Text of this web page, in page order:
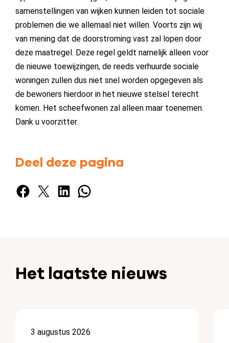
samenstellingen van wijken kunnen leiden tot sociale
problemen die we allemaal niet willen. Voorts zijn wij
van mening dat de doorstroming vast zal lopen door
deze maatregel. Deze regel geldt namelijk alleen voor
de nieuwe toewijzingen, de reeds verhuurde sociale
woningen zullen dus niet snel worden opgegeven als
de bewoners hierdoor in het nieuwe stelsel terecht
komen. Het scheefwonen zal alleen maar toenemen.
Dank u voorzitter.
Deel deze pagina
Facebook X LinkedIn WhatsApp
Het laatste nieuws
3 augustus 2026